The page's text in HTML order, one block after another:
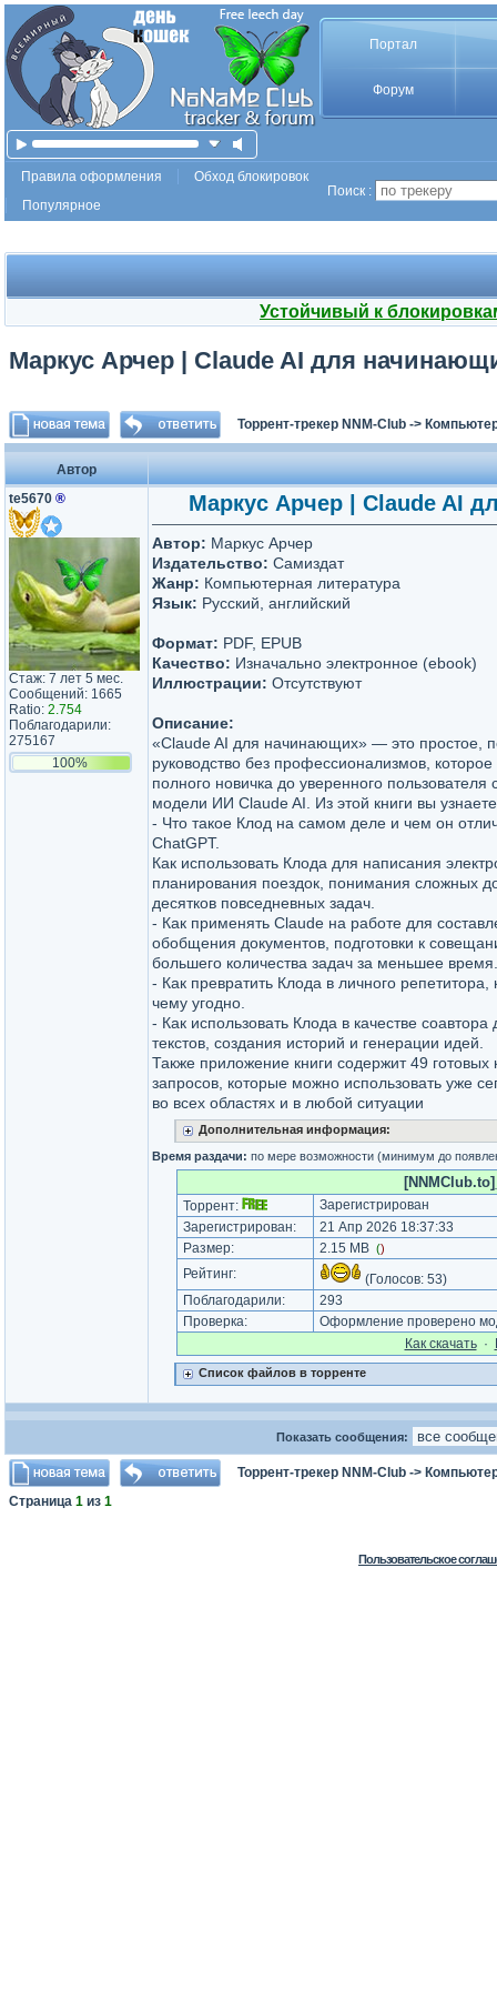
Портал
Форум
Правила оформления
Обход блокировок
Популярное
Поиск :
Устойчивый к
Маркус Арчер | Claude AI для
Торрент-трекер NNM-Club ->
Автор
te5670 ®
Стаж: 7 лет 5 мес.
Сообщений: 1665
Ratio: 2.754
Поблагодарили:
275167
100%
Маркус Арчер | Claude AI
Автор: Маркус Арчер
Издательство: Самиздат
Жанр: Компьютерная литература
Язык: Русский, английский
Формат: PDF, EPUB
Качество: Изначально электронное (ebook)
Иллюстрации: Отсутствуют
Описание:
«Claude AI для начинающих» — это простое,
руководство без профессионализмов, которое
полного новичка до уверенного пользователя
модели ИИ Claude AI. Из этой книги вы
- Что такое Клод на самом деле и чем он
ChatGPT.
Как использовать Клода для написания
планирования поездок, понимания сложных
десятков повседневных задач.
- Как применять Claude на работе для
обобщения документов, подготовки к
большего количества задач за меньшее время.
- Как превратить Клода в личного репетитора,
чему угодно.
- Как использовать Клода в качестве
текстов, создания историй и генерации идей.
Также приложение книги содержит 49 готовых
запросов, которые можно использовать уже
во всех областях и в любой ситуации
Дополнительная информация:
Время раздачи: по мере возможности (минимум до
Торрент:
Зарегистрирован
Зарегистрирован:
21 Апр 2026 18:37:33
Размер:
2.15 MB ()
Рейтинг: (Голосов: 53)
Поблагодарили:
293
Проверка:
Оформление проверено
Как cкачать·
Список файлов в торренте
Показать сообщения:
Торрент-трекер NNM-Club ->
Страница 1 из 1
Пользовательское